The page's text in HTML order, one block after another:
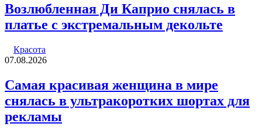
Возлюбленная Ди Каприо снялась в
платье с экстремальным декольте
Красота
07.08.2026
Самая красивая женщина в мире
снялась в ультракоротких шортах для
рекламы